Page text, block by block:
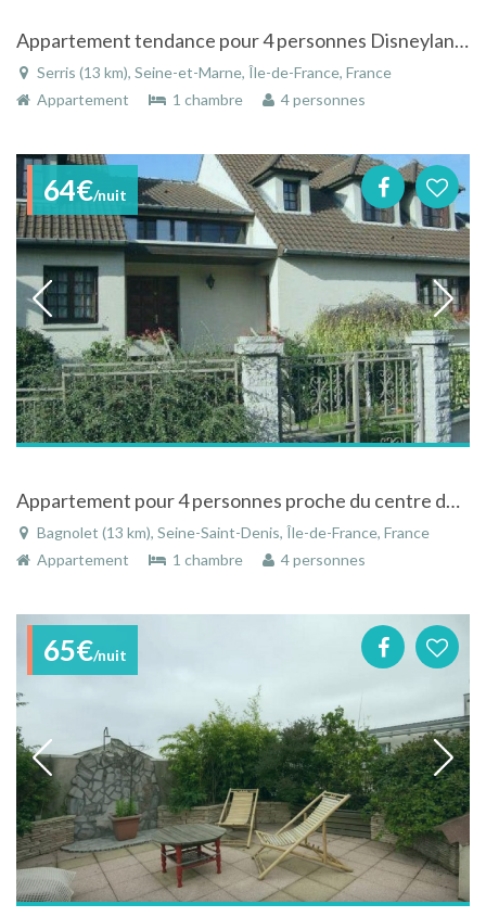
Appartement tendance pour 4 personnes Disneyland - Val d'Europe
Serris (13 km), Seine-et-Marne, Île-de-France, France
Appartement
1 chambre 4 personnes
64€/nuit
Appartement pour 4 personnes proche du centre de Paris mais au calme de la campagne !
Bagnolet (13 km), Seine-Saint-Denis, Île-de-France, France
Appartement
1 chambre 4 personnes
65€/nuit